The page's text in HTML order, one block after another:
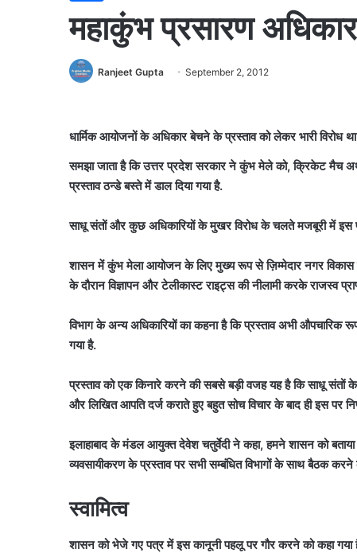
महाकुंभ प्रसारण अधिकार
Ranjeet Gupta September 2, 2012
धार्मिक आयोजनों के अधिकार बेचने के प्रस्ताव को लेकर भारी विरोध
समझा जाता है कि उत्तर प्रदेश सरकार ने कुंभ मेले को, क्रिकेट मैच
प्रस्ताव ठन्डे बस्ते में डाल दिया गया है.
साधू संतों और कुछ अधिकारियों के मुखर विरोध के चलते मजबूरी में इस
शासन में कुंभ मेला आयोजन के लिए मुख्य रूप से ज़िम्मेदार नगर विकास
के दौरान विज्ञापन और टेलीकास्ट राइट्स की नीलामी करके राजस्व
विभाग के अन्य अधिकारियों का कहना है कि प्रस्ताव अभी औपचारिक
गया है.
प्रस्ताव को एक किनारे करने की सबसे बड़ी वजह यह है कि साधू संतों के
और लिखित आपति दर्ज कराते हुए बहुत सोच विचार के बाद ही इस पर
इलाहाबाद के मंडल आयुक्त देवेश चतुर्वेदी ने कहा, हमने शासन को
व्यवसायीकरण के प्रस्ताव पर सभी सम्बंधित विभागों के साथ बैठक करने के
स्वामित्व
शासन को भेजे गए पत्र में इस कानूनी पहलू पर गौर करने को कहा गया